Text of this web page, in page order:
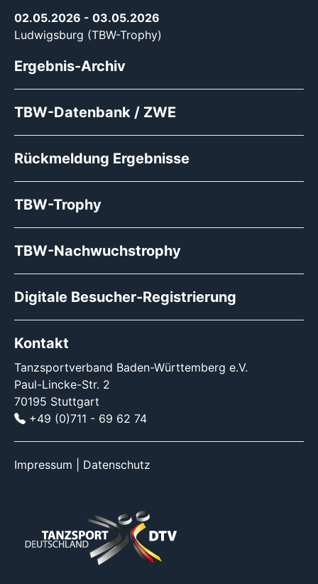
02.05.2026 - 03.05.2026
Ludwigsburg (TBW-Trophy)
Ergebnis-Archiv
TBW-Datenbank / ZWE
Rückmeldung Ergebnisse
TBW-Trophy
TBW-Nachwuchstrophy
Digitale Besucher-Registrierung
Kontakt
Tanzsportverband Baden-Württemberg e.V.
Paul-Lincke-Str. 2
70195 Stuttgart
+49 (0)711 - 69 62 74
Impressum Datenschutz